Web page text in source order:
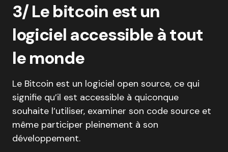
3/ Le bitcoin est un
logiciel accessible à tout
le monde
Le Bitcoin est un logiciel open source, ce qui
signifie qu’il est accessible à quiconque
souhaite l’utiliser, examiner son code source et
même participer pleinement à son
développement.